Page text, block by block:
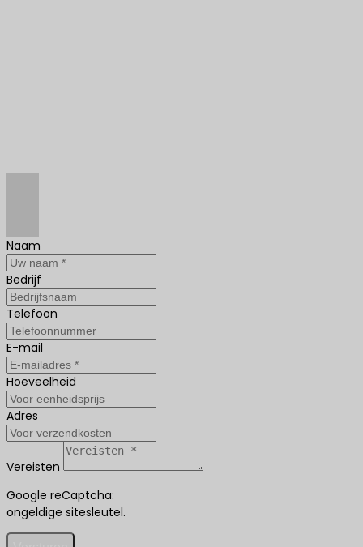
Naam
Bedrijf
Telefoon
E-mail
Hoeveelheid
Adres
Vereisten
Google reCaptcha:
ongeldige sitesleutel.